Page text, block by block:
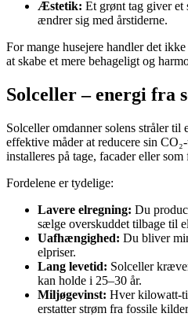
Æstetik: Et grønt tag giver
ændrer sig med årstiderne.
For mange husejere handler det
at skabe et mere behageligt og
Solceller – energi fra
Solceller omdanner solens stråler til
effektive måder at reducere sin
installeres på tage, facader eller
Fordelene er tydelige:
Lavere elregning: Du
sælge overskuddet tilbage til
Uafhængighed: Du bliver
elpriser.
Lang levetid: Solceller
kan holde i 25–30 år.
Miljøgevinst: Hver kilowatt-
erstatter strøm fra fossile